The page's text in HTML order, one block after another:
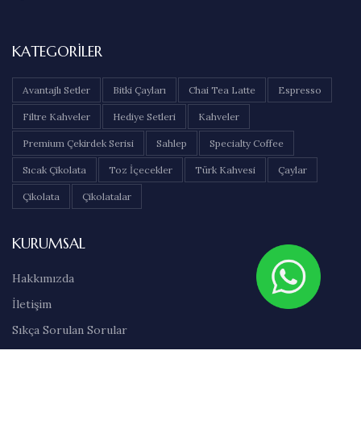
KATEGORILER
Avantajlı Setler Bitki Çayları Chai Tea Latte Espresso
Filtre Kahveler Hediye Setleri Kahveler
Premium Çekirdek Serisi Sahlep Specialty Coffee
Sıcak Çikolata Toz İçecekler Türk Kahvesi Çaylar
Çikolata Çikolatalar
KURUMSAL
Hakkımızda
İletişim
Sıkça Sorulan Sorular